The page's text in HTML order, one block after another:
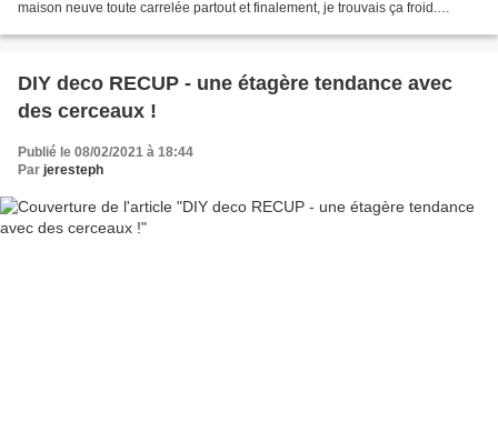
maison neuve toute carrelée partout et finalement, je trouvais ça froid.
DIY deco RECUP - une étagère tendance avec
des cerceaux !
Publié le 08/02/2021 à 18:44
Par jeresteph